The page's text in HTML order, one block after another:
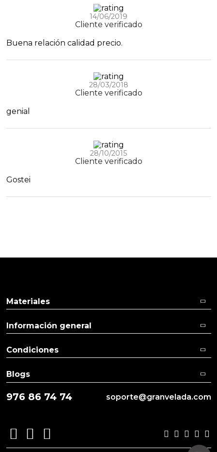
14/06/2019
Cliente verificado
Buena relación calidad precio.
28/03/2018
Cliente verificado
genial
28/10/2015
Cliente verificado
Gostei
976 86 74 74 soporte@granvelada.com
Materiales
Información general
Condiciones
Blogs